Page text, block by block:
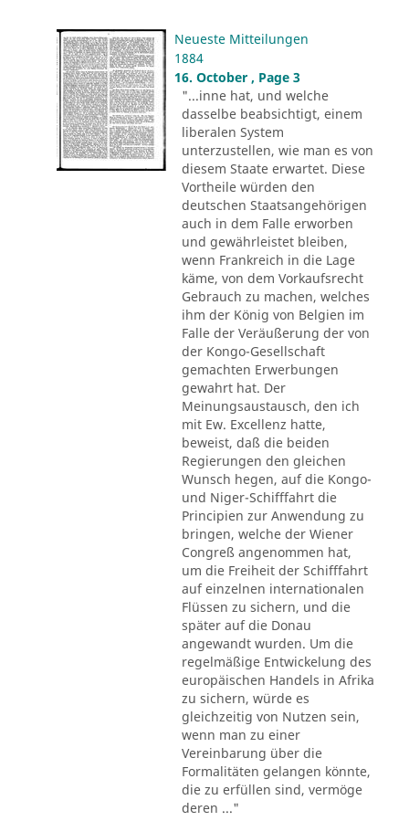
Neueste Mitteilungen
1884
16. October , Page 3
"...inne hat, und welche
dasselbe beabsichtigt, einem
liberalen System
unterzustellen, wie man es von
diesem Staate erwartet. Diese
Vortheile würden den
deutschen Staatsangehörigen
auch in dem Falle erworben
und gewährleistet bleiben,
wenn Frankreich in die Lage
käme, von dem Vorkaufsrecht
Gebrauch zu machen, welches
ihm der König von Belgien im
Falle der Veräußerung der von
der Kongo-Gesellschaft
gemachten Erwerbungen
gewahrt hat. Der
Meinungsaustausch, den ich
mit Ew. Excellenz hatte,
beweist, daß die beiden
Regierungen den gleichen
Wunsch hegen, auf die Kongo-
und Niger-Schifffahrt die
Principien zur Anwendung zu
bringen, welche der Wiener
Congreß angenommen hat,
um die Freiheit der Schifffahrt
auf einzelnen internationalen
Flüssen zu sichern, und die
später auf die Donau
angewandt wurden. Um die
regelmäßige Entwickelung des
europäischen Handels in Afrika
zu sichern, würde es
gleichzeitig von Nutzen sein,
wenn man zu einer
Vereinbarung über die
Formalitäten gelangen könnte,
die zu erfüllen sind, vermöge
deren ..."